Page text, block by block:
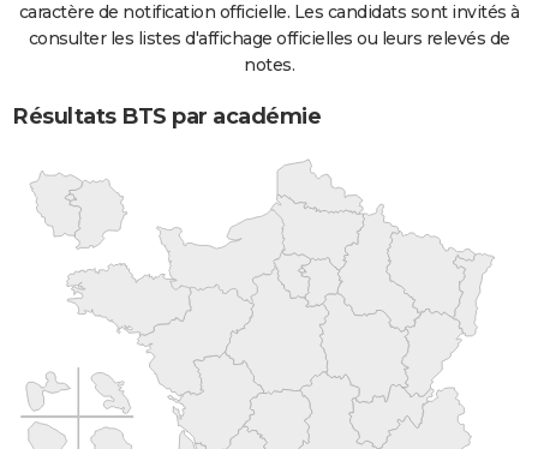
caractère de notification officielle. Les candidats sont invités à
consulter les listes d'affichage officielles ou leurs relevés de
notes.
Résultats BTS par académie